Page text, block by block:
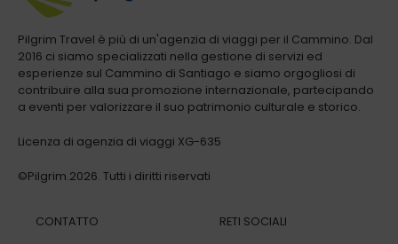
Pilgrim Travel è più di un'agenzia di viaggi per il Cammino. Dal
2016 ci siamo specializzati nella gestione di servizi ed
esperienze sul Cammino di Santiago e siamo orgogliosi di
contribuire alla sua promozione internazionale, partecipando
a eventi per valorizzare il suo patrimonio culturale e storico.
Licenza di agenzia di viaggi XG-635
©Pilgrim.2026. Tutti i diritti riservati
CONTATTO RETI SOCIALI